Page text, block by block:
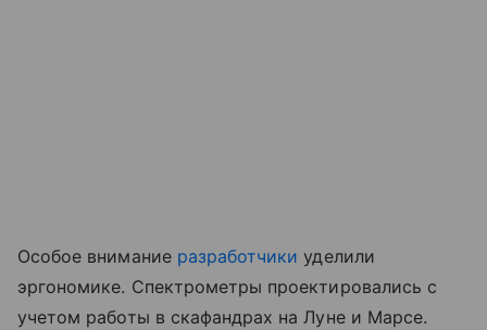
Особое внимание разработчики уделили
эргономике. Спектрометры проектировались с
учетом работы в скафандрах на Луне и Марсе.